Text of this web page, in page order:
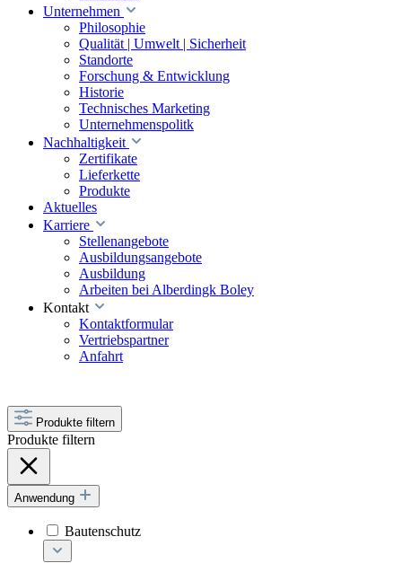
Unternehmen
Philosophie
Qualität | Umwelt | Sicherheit
Standorte
Forschung & Entwicklung
Historie
Technisches Marketing
Unternehmenspolitk
Nachhaltigkeit
Zertifikate
Lieferkette
Produkte
Aktuelles
Karriere
Stellenangebote
Ausbildungsangebote
Ausbildung
Arbeiten bei Alberdingk Boley
Kontakt
Kontaktformular
Vertriebspartner
Anfahrt
Produkte filtern
Produkte filtern
Anwendung
Bautenschutz